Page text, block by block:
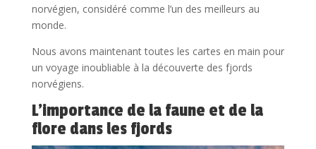
norvégien, considéré comme l’un des meilleurs au
monde.
Nous avons maintenant toutes les cartes en main pour
un voyage inoubliable à la découverte des fjords
norvégiens.
L’importance de la faune et de la
flore dans les fjords